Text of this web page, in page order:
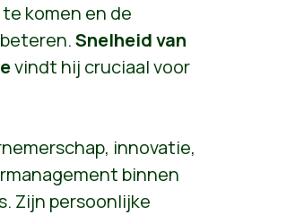
komen en de
Snelheid van
vindt hij cruciaal voor
innovatie,
binnen
Zijn persoonlijke